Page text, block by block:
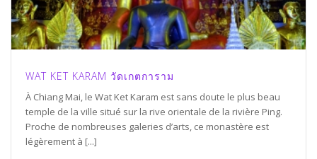
WAT KET KARAM วัดเกตการาม
À Chiang Mai, le Wat Ket Karam est sans doute le plus beau
temple de la ville situé sur la rive orientale de la rivière Ping.
Proche de nombreuses galeries d’arts, ce monastère est
légèrement à [...]